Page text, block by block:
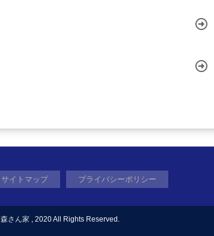
サイトマップ プライバシーポリシー
森さん家 , 2020 All Rights Reserved.